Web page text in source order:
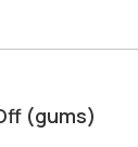
(gums)